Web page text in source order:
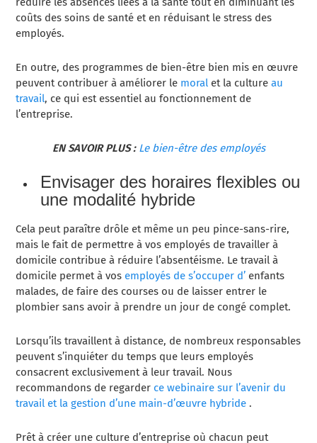
coûts des soins de santé et en réduisant le stress des
employés.
En outre, des programmes de bien-être bien mis en œuvre
peuvent contribuer à améliorer le moral et la cultureau
travail, ce qui est essentiel au fonctionnement de
l’entreprise.
EN SAVOIR PLUS : Le bien-être des employés
Envisager des horaires flexibles ou
une modalité hybride
Cela peut paraître drôle et même un peu pince-sans-rire,
mais le fait de permettre à vos employés de travailler à
domicile contribue à réduire l’absentéisme. Le travail à
domicile permet à vos employés de s’occuper d’ enfants
malades, de faire des courses ou de laisser entrer le
plombier sans avoir à prendre un jour de congé complet.
Lorsqu’ils travaillent à distance, de nombreux responsables
peuvent s’inquiéter du temps que leurs employés
consacrent exclusivement à leur travail. Nous
recommandons de regarder ce webinaire sur l’avenir du
travail et la gestion d’une main-d’œuvre hybride .
Prêt à créer une culture d’entreprise où chacun peut